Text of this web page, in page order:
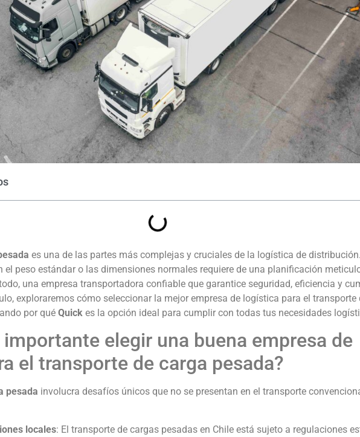
es una de las partes más complejas y cruciales de la logística de
el peso estándar o las dimensiones normales requiere de una planificación
una empresa transportadora confiable que garantice seguridad, eficiencia y
exploraremos cómo seleccionar la mejor empresa de logística para el transporte
por qué Quick es la opción ideal para cumplir con todas tus necesidades
importante elegir una buena empresa de
el transporte de carga pesada?
pesada involucra desafíos únicos que no se presentan en el transporte
locales: El transporte de cargas pesadas en Chile está sujeto a regulaciones